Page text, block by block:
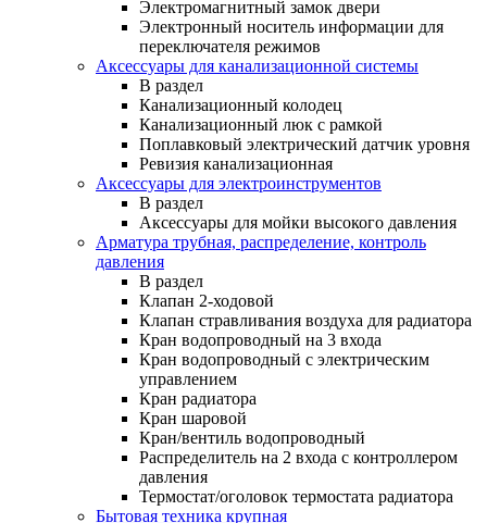
Электромагнитный замок двери
Электронный носитель информации для
переключателя режимов
Аксессуары для канализационной системы
В раздел
Канализационный колодец
Канализационный люк с рамкой
Поплавковый электрический датчик уровня
Ревизия канализационная
Аксессуары для электроинструментов
В раздел
Аксессуары для мойки высокого давления
Арматура трубная, распределение, контроль
давления
В раздел
Клапан 2-ходовой
Клапан стравливания воздуха для радиатора
Кран водопроводный на 3 входа
Кран водопроводный с электрическим
управлением
Кран радиатора
Кран шаровой
Кран/вентиль водопроводный
Распределитель на 2 входа с контроллером
давления
Термостат/оголовок термостата радиатора
Бытовая техника крупная